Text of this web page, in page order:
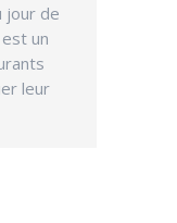
jour de
un
leur